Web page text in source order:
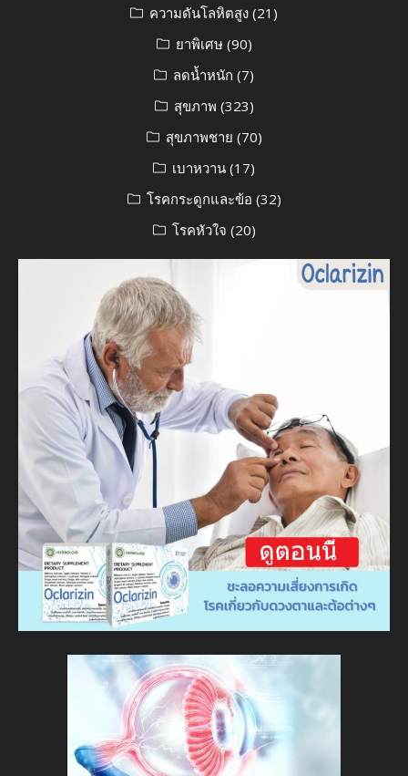
ความดันโลหิตสูง (21)
ยาพิเศษ(90)
ลดน้ำหนัก (7)
สุขภาพ (323)
สุขภาพชาย (70)
เบาหวาน (17)
โรคกระดูกและข้อ (32)
โรคหัวใจ (20)